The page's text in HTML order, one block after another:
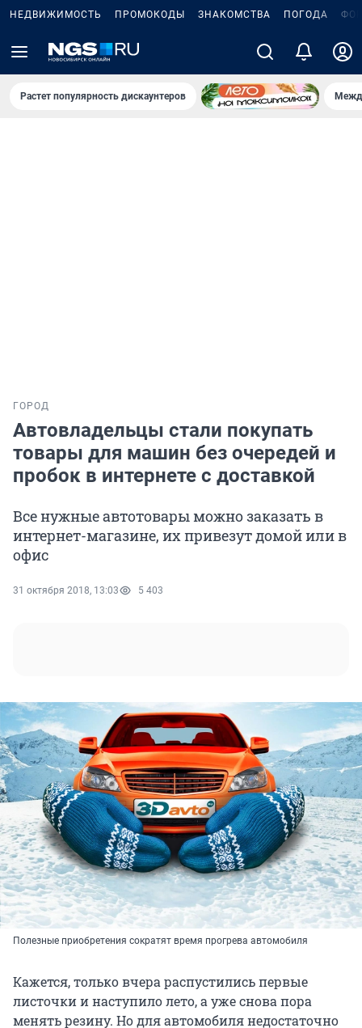
НЕДВИЖИМОСТЬ ПРОМОКОДЫ ЗНАКОМСТВА ПОГОДА
Растет популярность дискаунтеров
ГОРОД
Автовладельцы стали покупать
товары для машин без очередей и
пробок в интернете с доставкой
Все нужные автотовары можно заказать в
интернет-магазине, их привезут домой или в
офис
31 октября 2018, 13:03 5 403
Полезные приобретения сократят время прогрева автомобиля
Кажется, только вчера распустились первые
листочки и наступило лето, а уже снова пора
менять резину. Но для автомобиля недостаточно